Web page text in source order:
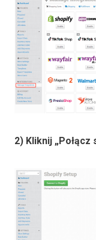
2) Kliknij „Połącz